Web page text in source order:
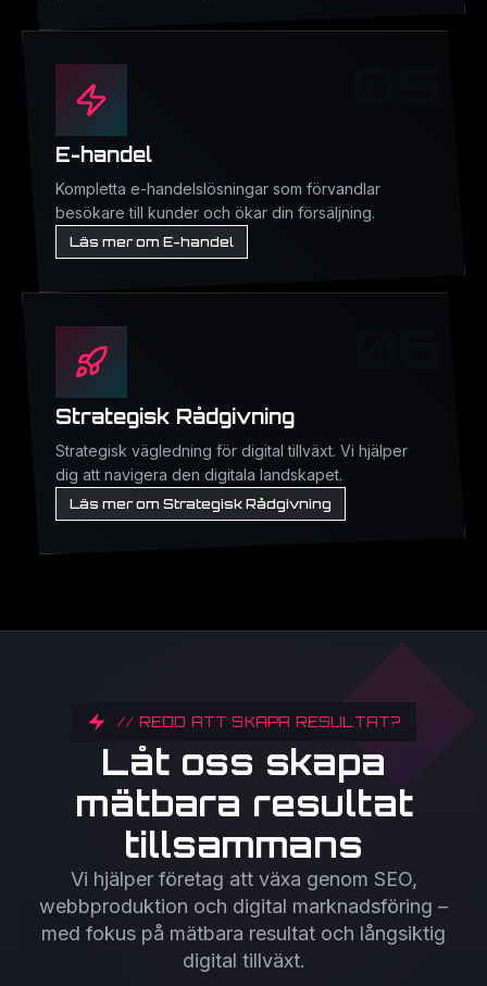
E-handel
Kompletta e-handelslösningar som förvandlar
besökare till kunder och ökar din försäljning.
Läs mer om E-handel
Strategisk Rådgivning
Strategisk vägledning för digital tillväxt. Vi hjälper
dig att navigera den digitala landskapet.
Läs mer om Strategisk Rådgivning
// REDO ATT SKAPA RESULTAT?
Låt oss skapa
mätbara resultat
tillsammans
Vi hjälper företag att växa genom SEO,
webbproduktion och digital marknadsföring –
med fokus på mätbara resultat och långsiktig
digital tillväxt.